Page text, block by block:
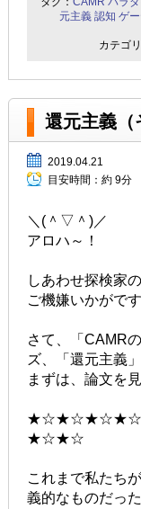
元主義 認知 ゲ
カテゴ
還元主義（
2019.04.21
目安時間： 約 9分
＼(＾▽＾)／
アロハ～！
しあわせ探検家
ご機嫌いかがで
さて、「CAMR
ズ、「還元主義
まずは、論文を
★☆★☆
これまで私たち
義的なものだっ